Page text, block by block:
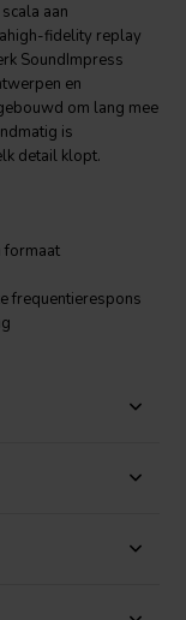
aan
fidelity replay
SoundImpress
en
om lang mee
is
detail klopt.
formaat
frequentierespons